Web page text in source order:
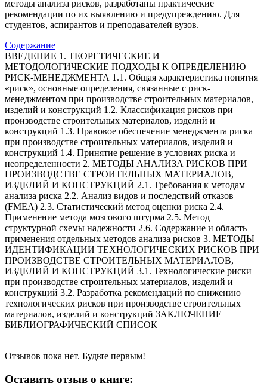
методы анализа рисков, разработаны практические
рекомендации по их выявлению и предупреждению. Для
студентов, аспирантов и преподавателей вузов.
Содержание
ВВЕДЕНИЕ 1. ТЕОРЕТИЧЕСКИЕ И
МЕТОДОЛОГИЧЕСКИЕ ПОДХОДЫ К ОПРЕДЕЛЕНИЮ
РИСК-МЕНЕДЖМЕНТА 1.1. Общая характеристика понятия
«риск», основные определения, связанные с риск-
менеджментом при производстве строительных материалов,
изделий и конструкций 1.2. Классификация рисков при
производстве строительных материалов, изделий и
конструкций 1.3. Правовое обеспечение менеджмента риска
при производстве строительных материалов, изделий и
конструкций 1.4. Принятие решение в условиях риска и
неопределенности 2. МЕТОДЫ АНАЛИЗА РИСКОВ ПРИ
ПРОИЗВОДСТВЕ СТРОИТЕЛЬНЫХ МАТЕРИАЛОВ,
ИЗДЕЛИЙ И КОНСТРУКЦИЙ 2.1. Требования к методам
анализа риска 2.2. Анализ видов и последствий отказов
(FMEA) 2.3. Статистический метод оценки риска 2.4.
Применение метода мозгового штурма 2.5. Метод
структурной схемы надежности 2.6. Содержание и область
применения отдельных методов анализа рисков 3. МЕТОДЫ
ИДЕНТИФИКАЦИИ ТЕХНОЛОГИЧЕСКИХ РИСКОВ ПРИ
ПРОИЗВОДСТВЕ СТРОИТЕЛЬНЫХ МАТЕРИАЛОВ,
ИЗДЕЛИЙ И КОНСТРУКЦИЙ 3.1. Технологические риски
при производстве строительных материалов, изделий и
конструкций 3.2. Разработка рекомендаций по снижению
технологических рисков при производстве строительных
материалов, изделий и конструкций ЗАКЛЮЧЕНИЕ
БИБЛИОГРАФИЧЕСКИЙ СПИСОК
Отзывов пока нет. Будьте первым!
Оставить отзыв о книге: